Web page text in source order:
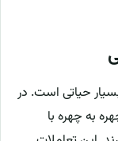
بسیار حیاتی است. در
به چهره با